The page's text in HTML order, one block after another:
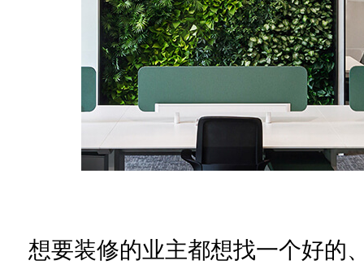
想要装修的业主都想找一个好的